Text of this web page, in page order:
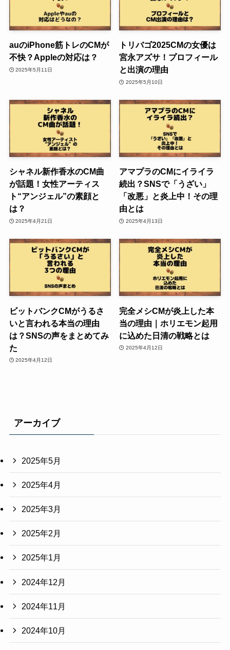
auのiPhone筋トレのCMが
不快？Appleの対応は？
2025年5月11日
トリバゴ2025CMの女優は
宮永アズサ！プロフィール
と出演の理由
2025年5月10日
シャネル新作香水のCM曲
が話題！女性アーティス
ト“アンジェル”の素顔と
は？
2025年4月21日
アマプラのCMにイライラ
続出？SNSで「うざい」
「改悪」と炎上中！その理
由とは
2025年4月13日
ビットバンクCMがうるさ
いと言われる本当の理由
は？SNSの声をまとめてみ
た
2025年4月12日
完全メシCMが炎上した本
当の理由｜ホリエモン起用
に込めた日清の戦略とは
2025年4月12日
アーカイブ
2025年5月
2025年4月
2025年3月
2025年2月
2025年1月
2024年12月
2024年11月
2024年10月